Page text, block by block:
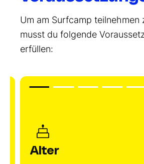
Um am Surfcamp teilnehmen
musst du folgende
erfüllen:
Alter